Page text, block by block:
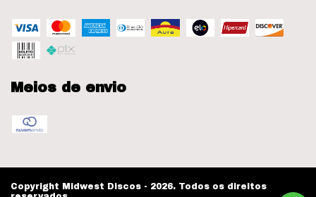
Meios de envio
Copyright Midwest Discos - 2026. Todos os direitos